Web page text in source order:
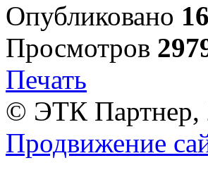
Опубликовано
Просмотров
Печать
© ЭТК Партнер,
Продвижение